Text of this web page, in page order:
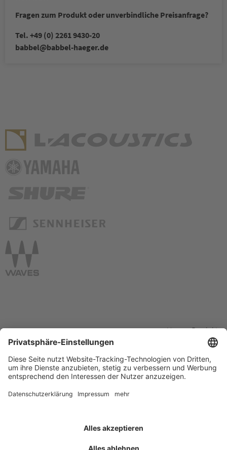
Fragen zum Produkt oder unverbindliche Preisanfrage?
Tel. +49 (0) 2261 9430-20
babbel@babbel-haeger.de
Unsere Produkte
BABBEL & HAEGER GMBH & CO. KG
51702 Bergneustadt